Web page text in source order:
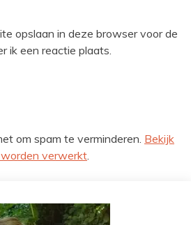
opslaan in deze browser voor de
ik een reactie plaats.
om spam te verminderen. Bekijk
verwerkt